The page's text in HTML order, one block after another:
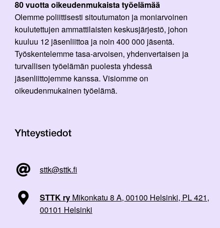
80 vuotta oikeudenmukaista työelämää
Olemme poliittisesti sitoutumaton ja moniarvoinen
koulutettujen ammattilaisten keskusjärjestö, johon
kuuluu 12 jäsenliittoa ja noin 400 000 jäsentä.
Työskentelemme tasa-arvoisen, yhdenvertaisen ja
turvallisen työelämän puolesta yhdessä
jäsenliittojemme kanssa. Visiomme on
oikeudenmukainen työelämä.
Yhteystiedot
sttk@sttk.fi
STTK ry Mikonkatu 8 A, 00100 Helsinki, PL 421,
00101 Helsinki